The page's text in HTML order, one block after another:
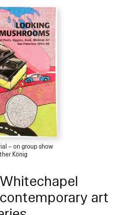
– on group show
König
art